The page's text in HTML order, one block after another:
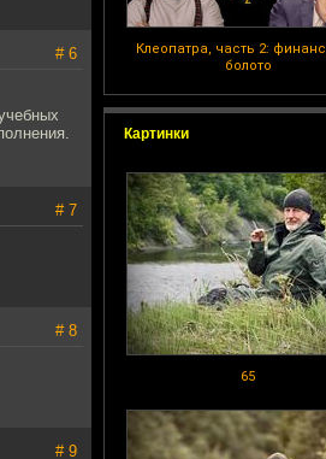
Клеопатра, часть 2:
болото
Картинки
65
# 6
# 7
# 8
# 9